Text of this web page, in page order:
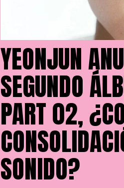
YEONJUN
SEGUNDO
PART 02,
SONIDO?